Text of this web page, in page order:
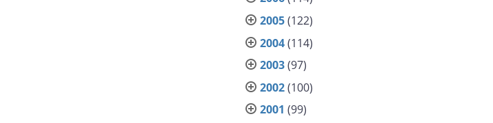
2005(122)
2004(114)
2003(97)
2002(100)
2001 (99)